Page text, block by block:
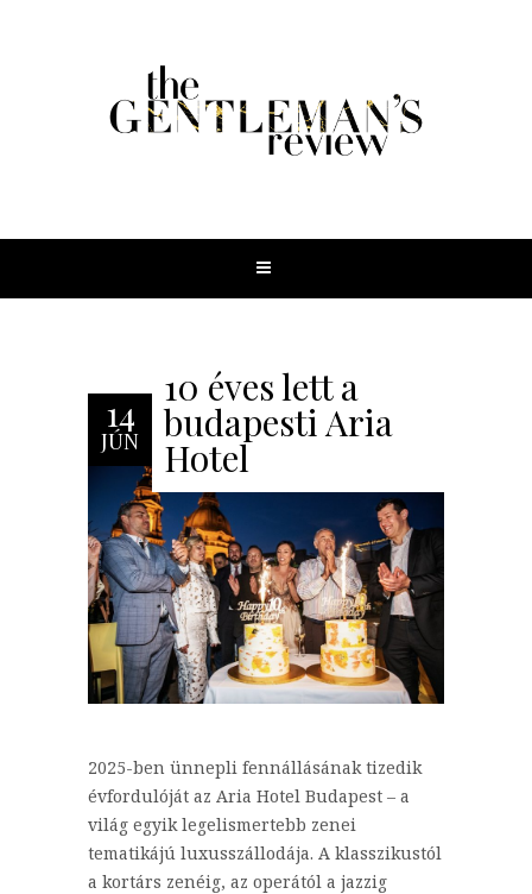
14
JÚN
10 éves lett a
budapesti Aria
Hotel
2025-ben ünnepli fennállásának tizedik
évfordulóját az Aria Hotel Budapest – a
világ egyik legelismertebb zenei
tematikájú luxusszállodája. A klasszikustól
a kortárs zenéig, az operától a jazzig